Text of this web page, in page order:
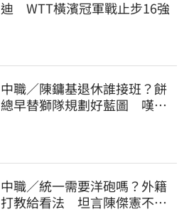
迪 WTT橫濱冠軍戰止步16強
中職／陳鏞基退休誰接班？餅
總早替獅隊規劃好藍圖 嘆新
中職／統一需要洋砲嗎？外籍
打教給看法 坦言陳傑憲不能